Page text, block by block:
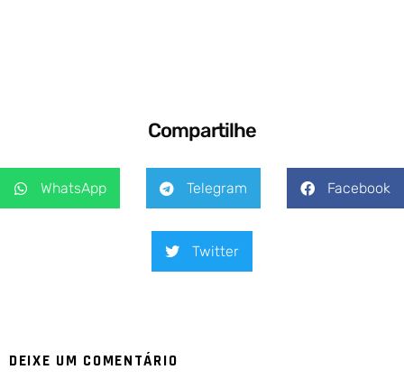
Compartilhe
WhatsApp Telegram Facebook
Twitter
DEIXE UM COMENTÁRIO